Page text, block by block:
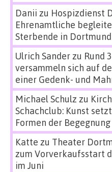
Danii zu Hospizdienst
Ehrenamtliche
Sterbende in Dortmund
Ulrich Sanderzu Rund
versammeln sich auf
einer Gedenk- und
Michael Schulz zu
Schachclub: Kunst
Formen der Begegnung
Katte zu Theater
zum Vorverkaufsstart
im Juni